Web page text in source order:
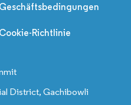
Geschäftsbedingungen
Cookie-Richtlinie
District, Gachibowli